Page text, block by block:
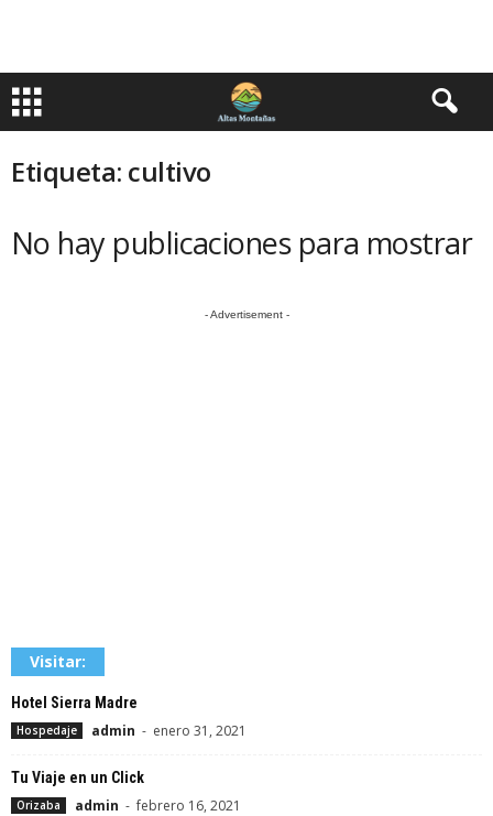
Etiqueta: cultivo
No hay publicaciones para mostrar
- Advertisement -
Visitar:
Hotel Sierra Madre
Hospedaje admin - enero 31, 2021
Tu Viaje en un Click
Orizaba admin - febrero 16, 2021